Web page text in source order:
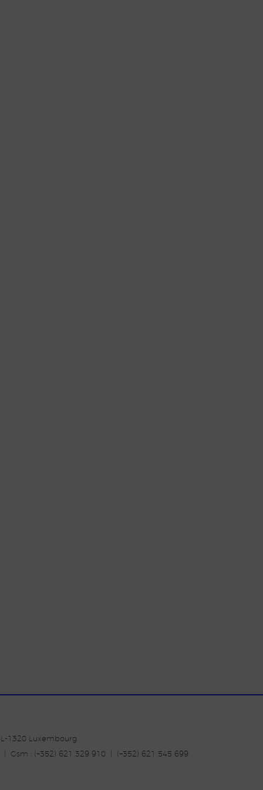
1320 Luxembourg
| Gsm : (+352) 621 329 910 | (+352) 621 545 699